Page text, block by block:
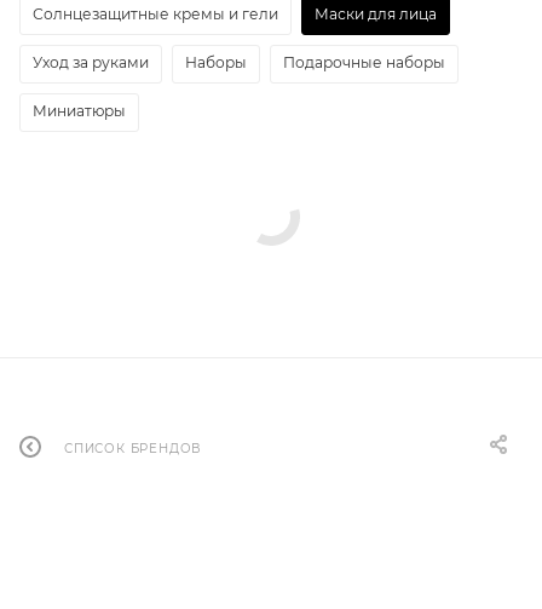
Солнцезащитные кремы и гели Маски для лица
Уход за руками Наборы Подарочные наборы
Миниатюры
СПИСОК БРЕНДОВ